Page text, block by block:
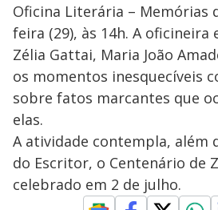
Oficina Literária – Memórias
feira (29), às 14h. A
Zélia Gattai, Maria João
os momentos inesquecíveis
sobre fatos marcantes que
elas.
A atividade contempla, além
do Escritor, o Centenário de
celebrado em 2 de julho.